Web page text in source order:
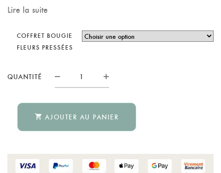
Lire la suite
COFFRET BOUGIE
FLEURS PRESSÉES
QUANTITÉ QUANTITÉ
AJOUTER AU PANIER